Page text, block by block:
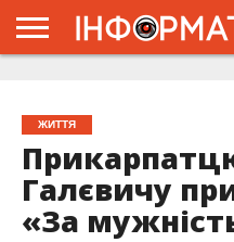
ЖИТТЯ
Галєвичу
«За